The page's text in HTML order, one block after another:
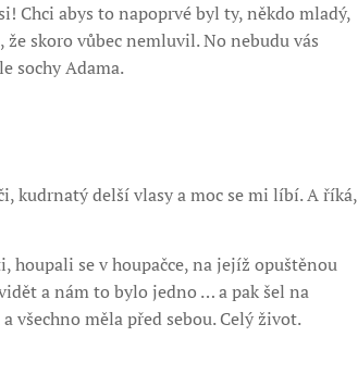
Chci abys to napoprvé byl ty, někdo mladý,
skoro vůbec nemluvil. No nebudu vás
sochy Adama.
kudrnatý delší vlasy a moc se mi líbí. A říká,
houpali se v houpačce, na jejíž opuštěnou
a nám to bylo jedno … a pak šel na
měla před sebou. Celý život.